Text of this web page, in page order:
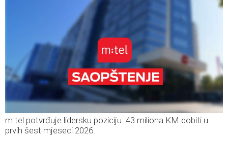
m:tel potvrđuje lidersku poziciju: 43 miliona KM dobiti u
prvih šest mjeseci 2026.